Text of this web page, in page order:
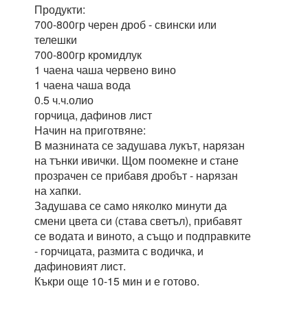
Продукти:
700-800гр черен дроб - свински или
телешки
700-800гр кромидлук
1 чаена чаша червено вино
1 чаена чаша вода
0.5 ч.ч.олио
горчица, дафинов лист
Начин на приготвяне:
В мазнината се задушава лукът, нарязан
на тънки ивички. Щом поомекне и стане
прозрачен се прибавя дробът - нарязан
на хапки.
Задушава се само няколко минути да
смени цвета си (става светъл), прибавят
се водата и виното, а също и подправките
- горчицата, размита с водичка, и
дафиновият лист.
Къкри още 10-15 мин и е готово.